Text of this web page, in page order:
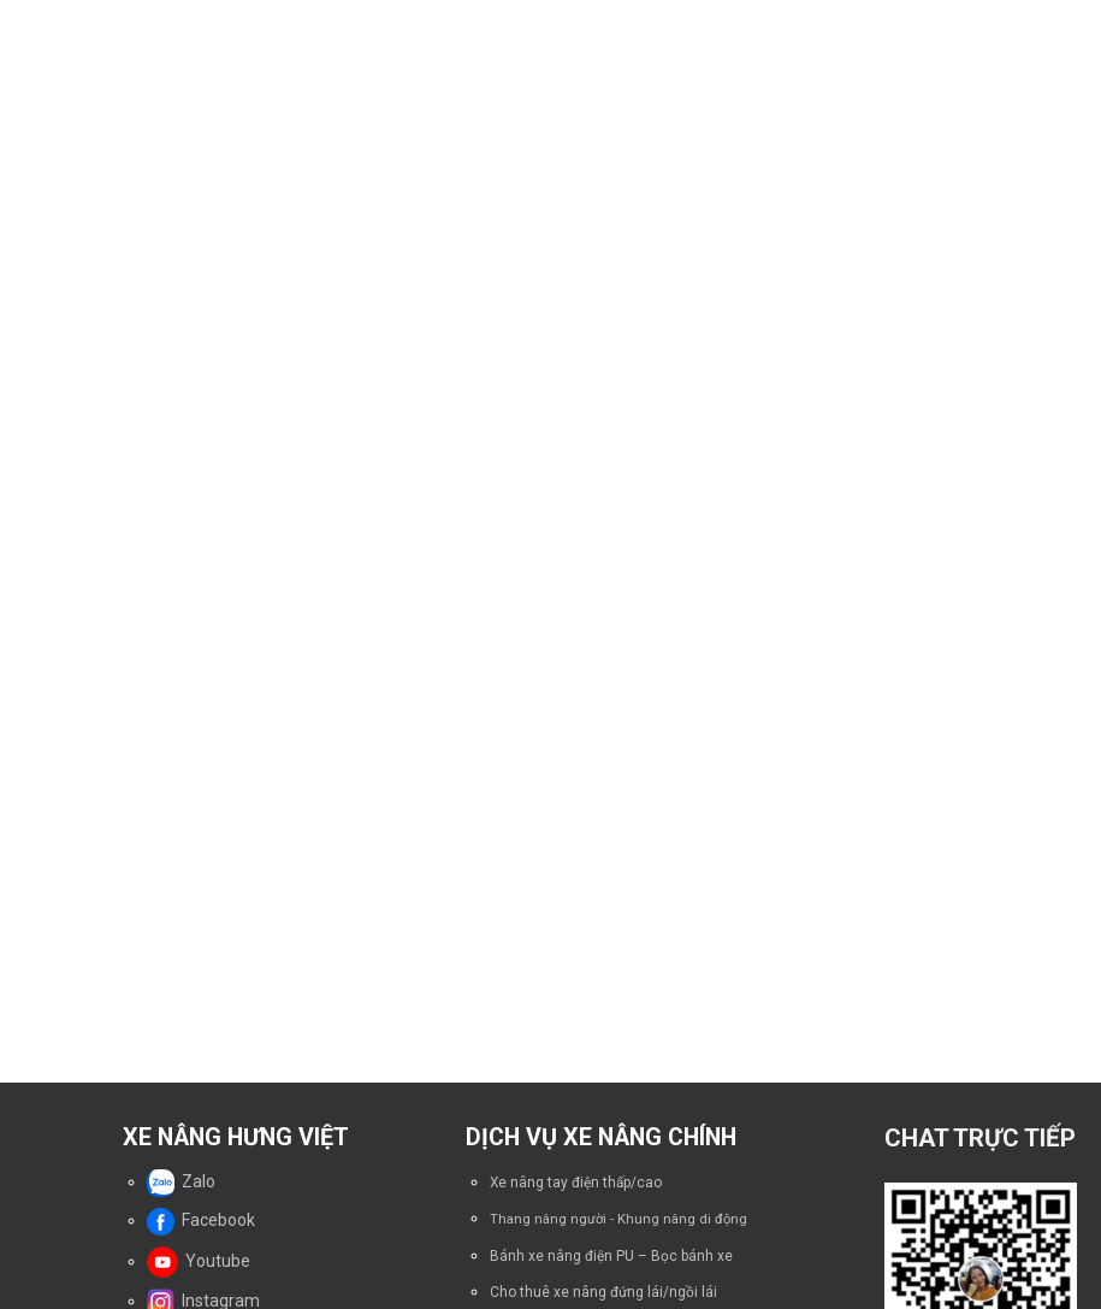
XE NÂNG HƯNG VIỆT
Zalo
Facebook
Youtube
Instagram
DỊCH VỤ XE NÂNG CHÍNH
Xe nâng tay điện thấp/cao
Thang nâng người - Khung nâng di động
Bánh xe nâng điện PU – Bọc bánh xe
Cho thuê xe nâng đứng lái/ngồi lái
CHAT TRỰC TIẾP